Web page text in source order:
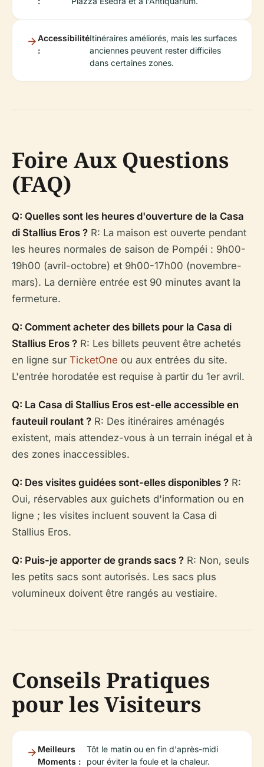
Accessibilité
:
Itinéraires améliorés, mais les surfaces
anciennes peuvent rester difficiles
dans certaines zones.
Foire Aux Questions
(FAQ)
Q: Quelles sont les heures d'ouverture de la Casa
di Stallius Eros ? R: La maison est ouverte pendant
les heures normales de saison de Pompéi : 9h00-
19h00 (avril-octobre) et 9h00-17h00 (novembre-
mars). La dernière entrée est 90 minutes avant la
fermeture.
Q: Comment acheter des billets pour la Casa di
Stallius Eros ? R: Les billets peuvent être achetés
en ligne sur TicketOne ou aux entrées du site.
L'entrée horodatée est requise à partir du 1er avril.
Q: La Casa di Stallius Eros est-elle accessible en
fauteuil roulant ? R: Des itinéraires aménagés
existent, mais attendez-vous à un terrain inégal et à
des zones inaccessibles.
Q: Des visites guidées sont-elles disponibles ? R:
Oui, réservables aux guichets d'information ou en
ligne ; les visites incluent souvent la Casa di
Stallius Eros.
Q: Puis-je apporter de grands sacs ? R: Non, seuls
les petits sacs sont autorisés. Les sacs plus
volumineux doivent être rangés au vestiaire.
Conseils Pratiques
pour les Visiteurs
Meilleurs
Moments :
Tôt le matin ou en fin d'après-midi
pour éviter la foule et la chaleur.